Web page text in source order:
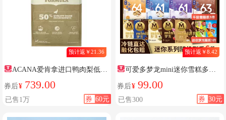
预计返￥21.36
ACANA爱肯拿进口鸭肉梨低敏
狗粮
券后¥ 739.00
券 60元
已售1万
预计返￥8.42
可爱多梦龙mini迷你雪糕多口
味组合随机发6件到手28支
券后¥ 99.00
券 30元
已售300